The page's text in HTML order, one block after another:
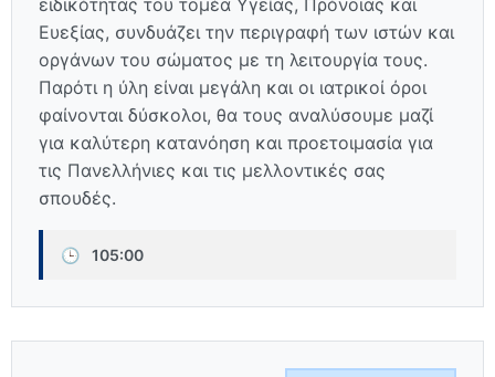
ειδικότητας του τομέα Υγείας, Πρόνοιας και
Ευεξίας, συνδυάζει την περιγραφή των ιστών και
οργάνων του σώματος με τη λειτουργία τους.
Παρότι η ύλη είναι μεγάλη και οι ιατρικοί όροι
φαίνονται δύσκολοι, θα τους αναλύσουμε μαζί
για καλύτερη κατανόηση και προετοιμασία για
τις Πανελλήνιες και τις μελλοντικές σας
σπουδές.
🕒 105:00